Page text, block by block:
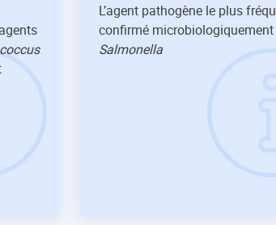
L’agent pathogène le plus
confirmé
Salmonella